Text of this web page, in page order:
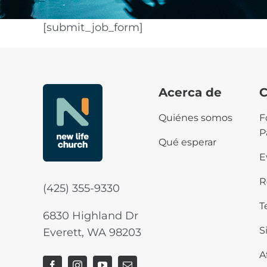
[submit_job_form]
(425) 355-9330
6830 Highland Dr
Everett, WA 98203
Acerca de
Quiénes somos
Qué esperar